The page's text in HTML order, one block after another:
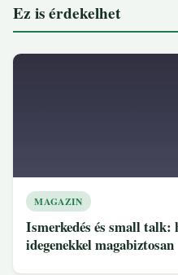
Ez is érdekelhet
MAGAZIN
Ismerkedés és small talk:
idegenekkel magabiztosan